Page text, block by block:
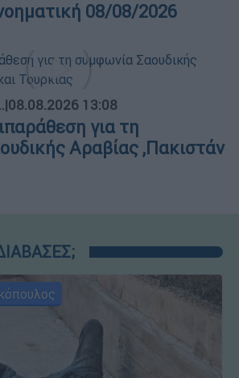
08/08/2026
|08.08.2026 13:08
για τη
Αραβίας ,Πακιστάν